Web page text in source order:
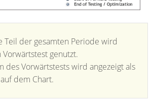
Teil der gesamten Periode wird
genutzt.
des Vorwärtstests wird angezeigt als
dem Chart.